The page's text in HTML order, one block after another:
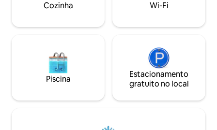
Cozinha Wi-Fi
Piscina
Estacionamento
gratuito no local